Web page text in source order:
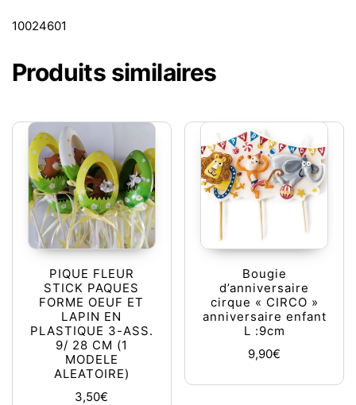
10024601
Produits similaires
PIQUE FLEUR
STICK PAQUES
FORME OEUF ET
LAPIN EN
PLASTIQUE 3-ASS.
9/ 28 CM (1
MODELE
ALEATOIRE)
3,50€
Bougie
d’anniversaire
cirque « CIRCO »
anniversaire enfant
L :9cm
9,90€